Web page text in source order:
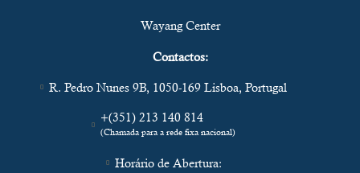
Wayang Center
Contactos:
R. Pedro Nunes 9B, 1050-169 Lisboa, Portugal
+(351) 213 140 814
(Chamada para a rede fixa nacional)
Horário de Abertura: